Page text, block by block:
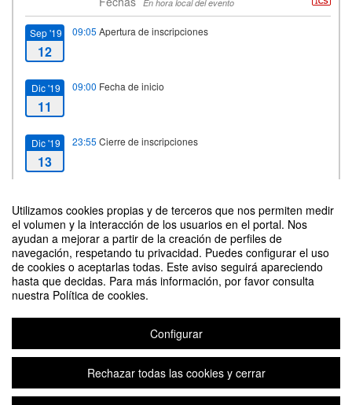
Utilizamos cookies propias y de terceros que nos permiten medir
el volumen y la interacción de los usuarios en el portal. Nos
ayudan a mejorar a partir de la creación de perfiles de
navegación, respetando tu privacidad. Puedes configurar el uso
de cookies o aceptarlas todas. Este aviso seguirá apareciendo
hasta que decidas. Para más información, por favor consulta
nuestra Política de cookies.
Configurar
Rechazar todas las cookies y cerrar
En hora local del evento
Sep '19
12
09:05 Apertura de inscripciones
Dic '19
11
09:00 Fecha de inicio
Dic '19
13
23:55 Cierre de inscripciones
13
Estadísticas
Contacto